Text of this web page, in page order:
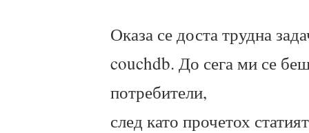
Оказа се доста трудна
couchdb. До сега ми се
потребители,
след като прочетох